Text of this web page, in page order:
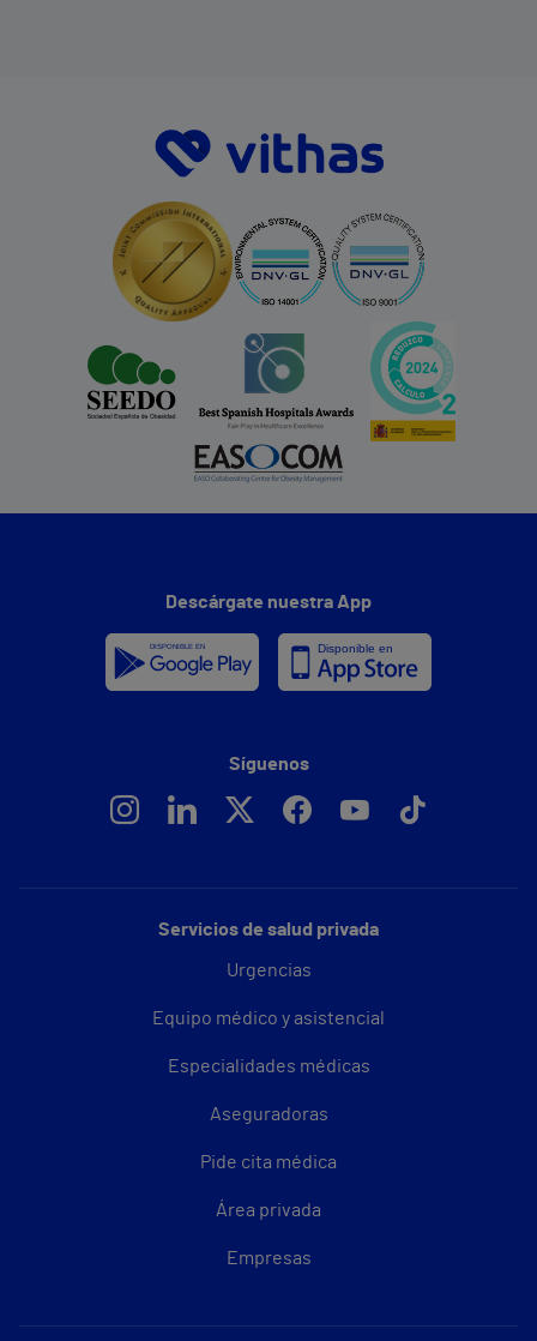
Servicios de salud privada
Urgencias
Equipo médico y asistencial
Especialidades médicas
Aseguradoras
Pide cita médica
Área privada
Empresas
Descárgate nuestra App
Síguenos